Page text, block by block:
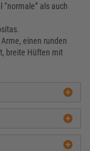
“normale” als auch
einen runden
breite Hüften mit